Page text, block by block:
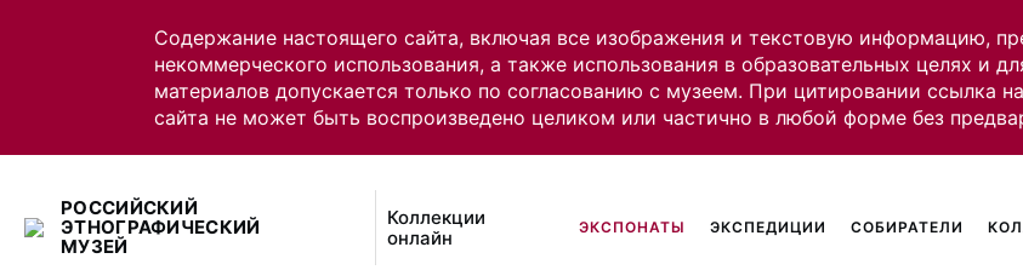
Содержание настоящего сайта, включая все изображения и текстовую информацию,
некоммерческого использования, а также использования в образовательных целях и
материалов допускается только по согласованию с музеем. При цитировании ссылка
сайта не может быть воспроизведено целиком или частично в любой форме без
РОССИЙСКИЙ
ЭТНОГРАФИЧЕСКИЙ
МУЗЕЙ
Коллекции
онлайн
ЭКСПОНАТЫ ЭКСПЕДИЦИИ СОБИРАТЕЛИ